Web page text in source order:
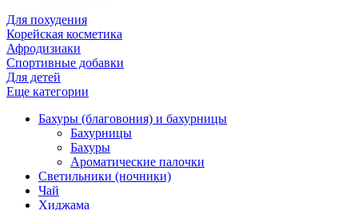
Для похудения
Корейская косметика
Афродизиаки
Спортивные добавки
Для детей
Еще категории
Бахуры (благовония) и бахурницы
Бахурницы
Бахуры
Ароматические палочки
Светильники (ночники)
Чай
Хиджама